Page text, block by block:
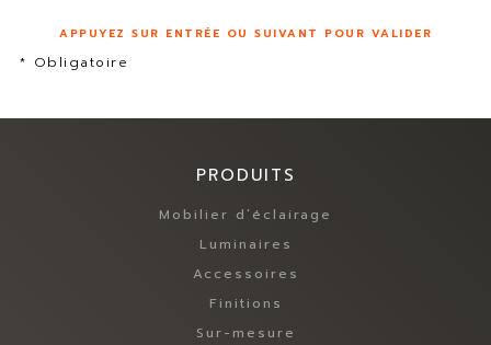
APPUYEZ SUR ENTRÉE OU SUIVANT POUR VALIDER
* Obligatoire
PRODUITS
Mobilier d’éclairage
Luminaires
Accessoires
Finitions
Sur-mesure